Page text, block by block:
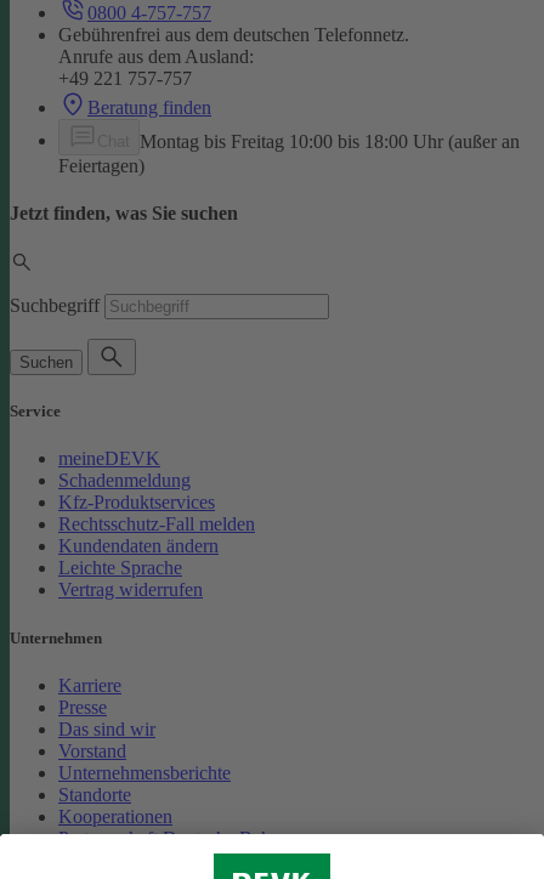
0800 4-757-757
Gebührenfrei aus dem deutschen Telefonnetz.
Anrufe aus dem Ausland:
+49 221 757-757
Beratung finden
Montag bis Freitag 10:00 bis 18:00 Uhr (außer an
Feiertagen)
Jetzt finden, was Sie suchen
Suchbegriff
Suchen
Service
meineDEVK
Schadenmeldung
Kfz-Produktservices
Rechtsschutz-Fall melden
Kundendaten ändern
Leichte Sprache
Vertrag widerrufen
Unternehmen
Karriere
Presse
Das sind wir
Vorstand
Unternehmensberichte
Standorte
Kooperationen
Partnerschaft Deutsche Bahn